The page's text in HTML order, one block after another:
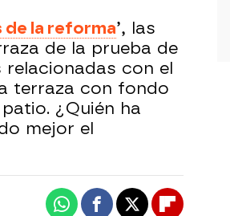
de la reforma’, las
de la prueba de
con el
terraza con fondo
¿Quién ha
mejor el
WhatsappFacebook
X Flipboard